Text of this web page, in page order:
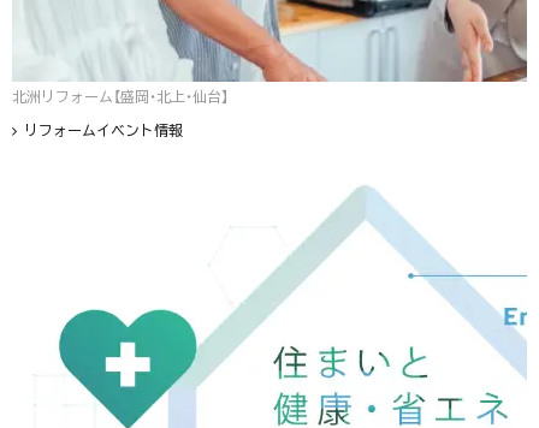
北洲リフォーム【盛岡・北上・仙台】
リフォームイベント情報